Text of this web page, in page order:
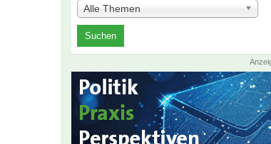
Alle Themen